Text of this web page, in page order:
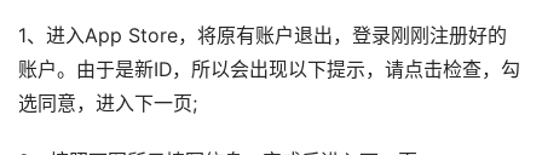
1、进入App Store，将原有账户退出，登录刚刚注册好的
账户。由于是新ID，所以会出现以下提示，请点击检查，勾
选同意，进入下一页;